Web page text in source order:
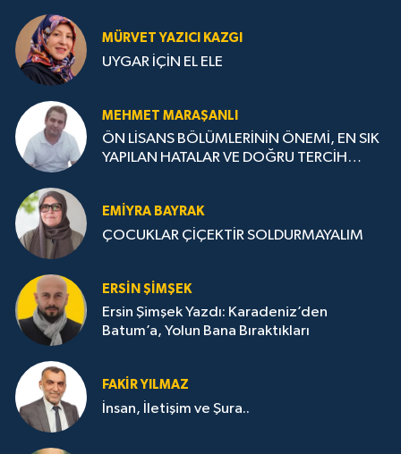
MÜRVET YAZICI KAZGI
UYGAR İÇİN EL ELE
MEHMET MARAŞANLI
ÖN LİSANS BÖLÜMLERİNİN ÖNEMİ, EN SIK
YAPILAN HATALAR VE DOĞRU TERCİH
EMIYRA BAYRAK
ÇOCUKLAR ÇİÇEKTİR SOLDURMAYALIM
ERSIN ŞIMŞEK
Ersin Şimşek Yazdı: Karadeniz’den
Batum’a, Yolun Bana Bıraktıkları
FAKIR YILMAZ
İnsan, İletişim ve Şura..